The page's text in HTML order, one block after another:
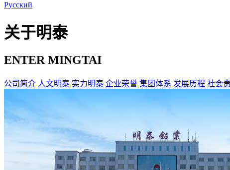
Pусский
关于明泰
ENTER MINGTAI
公司简介 人文明泰 实力明泰 企业荣誉 集团体系 发展历程 社会